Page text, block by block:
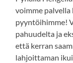
voimme palvella
pyyntöihimme!
pahuudelta ja
että kerran
lahjoittaman